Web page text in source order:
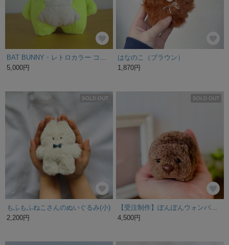
5,000円
はなのこ（ブラウン）
1,870円
SOLD OUT
もふもふねこさんのぬいぐるみ(小)
2,200円
SOLD OUT
4,500円